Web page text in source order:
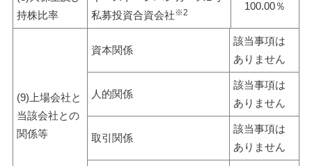
持株比率
私募投資合資会社※2
100.00％
(9)上場会社と
当該会社との
関係等
資本関係
該当事項は
ありません
人的関係
該当事項は
ありません
取引関係
該当事項は
ありません